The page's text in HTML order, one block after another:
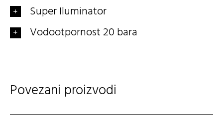
Super Iluminator
Vodootpornost 20 bara
Povezani proizvodi